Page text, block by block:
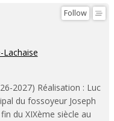
Follow
Lachaise
2027) Réalisation : Luc
du fossoyeur Joseph
du XIXème siècle au